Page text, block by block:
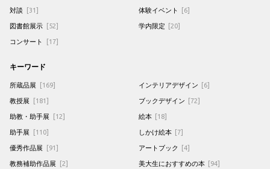
対談 [31]
図書館展示 [52]
コンサート [17]
体験イベント [6]
学内限定 [20]
キーワード
所蔵品展 [169]
教授展 [181]
助教・助手展 [12]
助手展 [110]
優秀作品展 [91]
教務補助作品展 [2]
インテリアデザイン [6]
ブックデザイン [72]
絵本 [18]
しかけ絵本 [7]
アートブック [4]
美大生におすすめの本 [94]